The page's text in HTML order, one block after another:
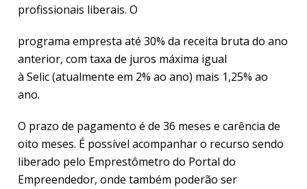
profissionais liberais. O
programa empresta até 30% da receita bruta do ano
anterior, com taxa de juros máxima igual
à Selic (atualmente em 2% ao ano) mais 1,25% ao
ano.
O prazo de pagamento é de 36 meses e carência de
oito meses. É possível acompanhar o recurso sendo
liberado pelo Emprestômetro do Portal do
Empreendedor, onde também poderão ser